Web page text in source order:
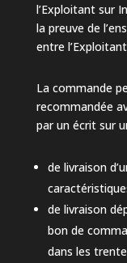
l’Exploitant sur
la preuve de
entre
La commande
recommandée
par un écrit sur
de livraison
de livraison
bon de
dans les